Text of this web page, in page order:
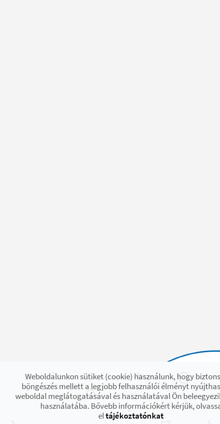
Weboldalunkon sütiket (cookie) használunk, hogy
böngészés mellett a legjobb felhasználói élményt
weboldal meglátogatásával és használatával Ön
használatába. Bővebb információkért kérjük,
eltájékoztatónkat